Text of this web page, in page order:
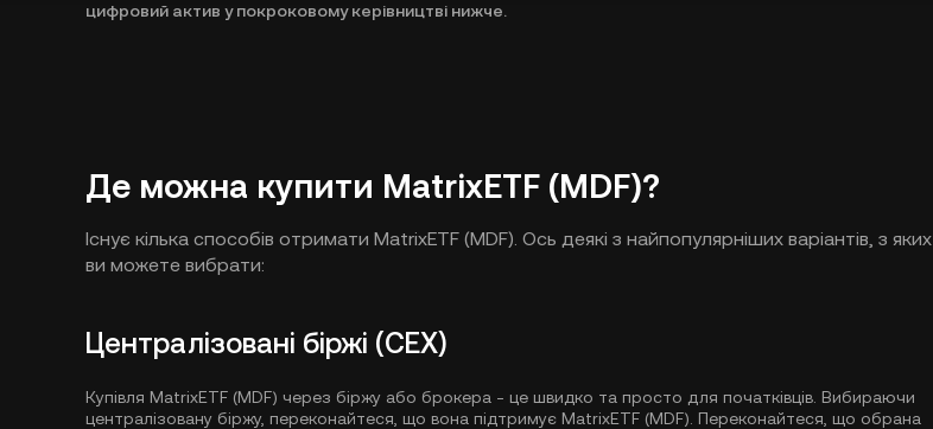
цифровий актив у покроковому керівництві нижче.
Де можна купити MatrixETF (MDF)?
Існує кілька способів отримати MatrixETF (MDF). Ось деякі з найпопулярніших варіантів, з яких
ви можете вибрати:
Централізовані біржі (CEX)
Купівля MatrixETF (MDF) через біржу або брокера - це швидко та просто для початківців. Вибираючи
централізовану біржу, переконайтеся, що вона підтримує MatrixETF (MDF). Переконайтеся, що обрана